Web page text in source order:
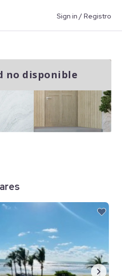
Sign in / Registro
no disponible